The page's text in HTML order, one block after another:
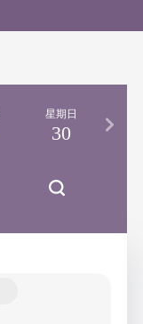
星期日
30